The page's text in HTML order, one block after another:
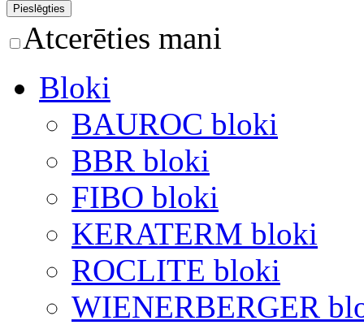
Atcerēties mani
Bloki
BAUROC bloki
BBR bloki
FIBO bloki
KERATERM bloki
ROCLITE bloki
WIENERBERGER